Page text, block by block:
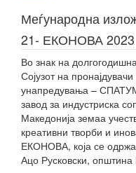
Меѓународна
21- ЕКОНОВА 2023
Во знак на
Сојузот на
унапредувања –
завод за индустриска
Македонија земаа
креативни творби и
ЕКОНОВА, која се
Ацо Русковски, општина